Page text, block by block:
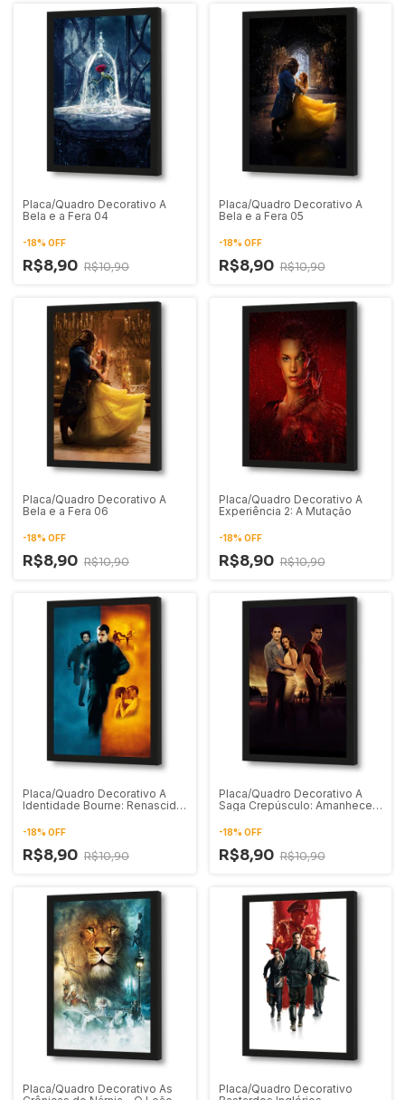
Placa/Quadro Decorativo A
Bela e a Fera 04
-18% OFF
R$8,90 R$10,90
Placa/Quadro Decorativo A
Bela e a Fera 05
-18% OFF
R$8,90 R$10,90
Placa/Quadro Decorativo A
Bela e a Fera 06
-18% OFF
R$8,90 R$10,90
Placa/Quadro Decorativo A
Experiência 2: A Mutação
-18% OFF
R$8,90 R$10,90
Placa/Quadro Decorativo A
Identidade Bourne: Renascido
-18% OFF
R$8,90 R$10,90
Placa/Quadro Decorativo A
Saga Crepúsculo: Amanhecer
-18% OFF
R$8,90 R$10,90
Placa/Quadro Decorativo As
Placa/Quadro Decorativo